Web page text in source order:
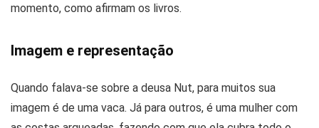
momento, como afirmam os livros.
Imagem e representação
Quando falava-se sobre a deusa Nut, para muitos sua
imagem é de uma vaca. Já para outros, é uma mulher com